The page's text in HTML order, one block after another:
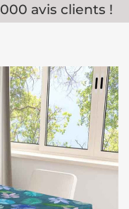
000 avis clients !